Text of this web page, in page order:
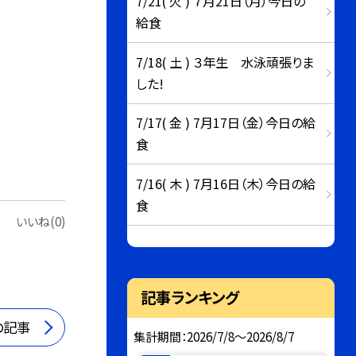
いいね(0)
事
給食
7/18( 土 ) ３年生 水泳頑張りま
した!
7/17( 金 ) 7月17日（金）今日の給
食
7/16( 木 ) 7月16日（木）今日の給
食
記事ランキング
集計期間：2026/7/8～2026/8/7